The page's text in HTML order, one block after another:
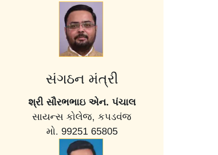
સંગઠન મંત્રી
શ્રી સૌરભભાઇ એન. પંચાલ
સાયન્સ કોલેજ, કપડવંજ
મો. 99251 65805